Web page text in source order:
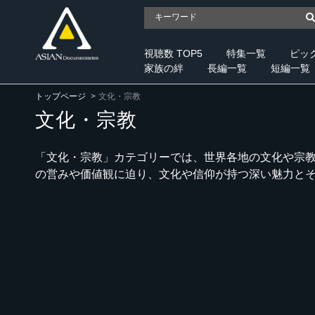
視聴数 TOP5 特集一覧
ピッ
家族の絆
長編一覧 短編一覧
トップページ 文化・宗教
文化・宗教
「文化・宗教」カテゴリーでは、世界各地の文化や
の営みや価値観に迫り、文化や信仰が持つ深い魅力と